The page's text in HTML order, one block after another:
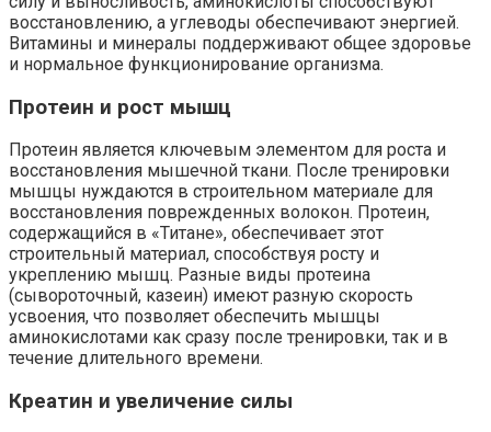
восстановлению, а углеводы обеспечивают энергией.
Витамины и минералы поддерживают общее здоровье
и нормальное функционирование организма.
Протеин и рост мышц
Протеин является ключевым элементом для роста и
восстановления мышечной ткани. После тренировки
мышцы нуждаются в строительном материале для
восстановления поврежденных волокон. Протеин,
содержащийся в «Титане», обеспечивает этот
строительный материал, способствуя росту и
укреплению мышц. Разные виды протеина
(сывороточный, казеин) имеют разную скорость
усвоения, что позволяет обеспечить мышцы
аминокислотами как сразу после тренировки, так и в
течение длительного времени.
Креатин и увеличение силы